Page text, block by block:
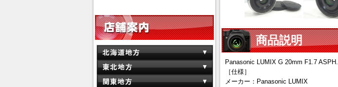
商品説明
Panasonic LUMIX G 20mm F1.7 ASPH.
［仕様］
メーカー：Panasonic LUMIX